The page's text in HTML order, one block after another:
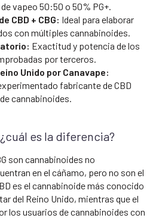
vapeo 50:50 o 50% PG+.
CBD + CBG: Ideal para elaborar
con múltiples cannabinoides.
Exactitud y potencia de los
por terceros.
Unido por Canavape:
fabricante de CBD
cannabinoides.
es la diferencia?
son cannabinoides no
en el cáñamo, pero no son el
es el cannabinoide más conocido
del Reino Unido, mientras que el
los usuarios de cannabinoides con